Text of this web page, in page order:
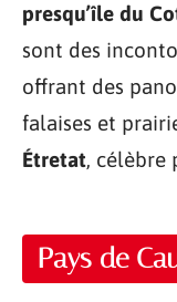
presqu’île du
sont des
offrant des
falaises et
Étretat, célèbre
Pays de